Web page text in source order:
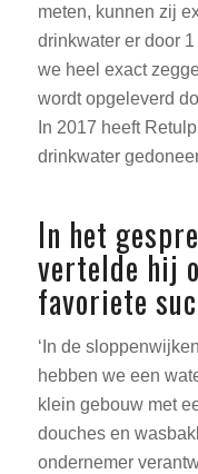
meten, kunnen zij
drinkwater er door
we heel exact
wordt opgeleverd
In 2017 heeft
drinkwater
In het
vertelde hij
favoriete
‘In de
hebben we een
klein gebouw met
douches en
ondernemer